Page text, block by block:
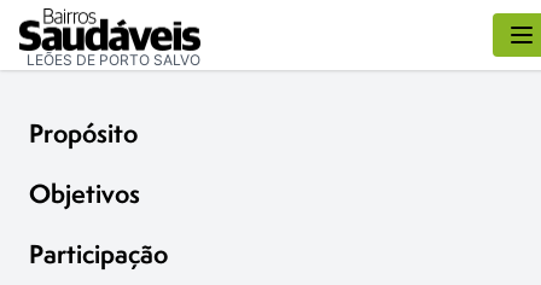
LEÕES DE PORTO SALVO
Propósito
Objetivos
Participação